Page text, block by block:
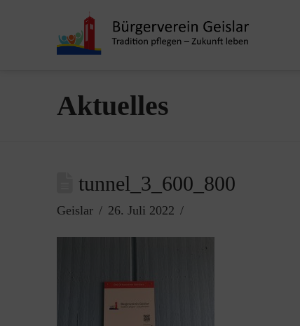
Aktuelles
tunnel_3_600_800
Geislar 26. Juli 2022